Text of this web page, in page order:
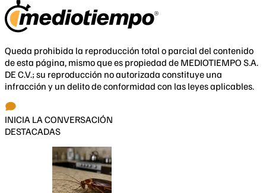
Queda prohibida la reproducción total o parcial del contenido
de esta página, mismo que es propiedad de MEDIOTIEMPO S.A.
DE C.V.; su reproducción no autorizada constituye una
infracción y un delito de conformidad con las leyes aplicables.
INICIA LA CONVERSACIÓN
DESTACADAS